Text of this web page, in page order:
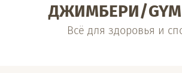
ДЖИМБЕРИ/
Всё для здоровья и